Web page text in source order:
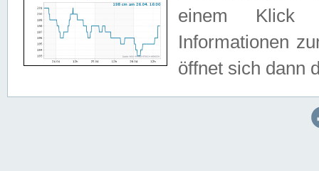
einem Klick
Informationen
öffnet sich dann